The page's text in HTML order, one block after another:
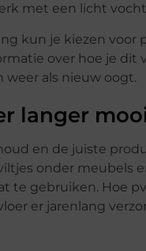
met een licht
kun je kiezen voor
over hoe je dit
als nieuw oogt.
langer
en de juiste
onder
te gebruiken. Hoe
er jarenlang